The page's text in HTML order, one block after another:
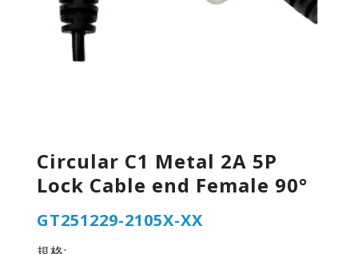
Circular C1 Metal 2A 5P
Lock Cable end Female 90°
GT251229-2105X-XX